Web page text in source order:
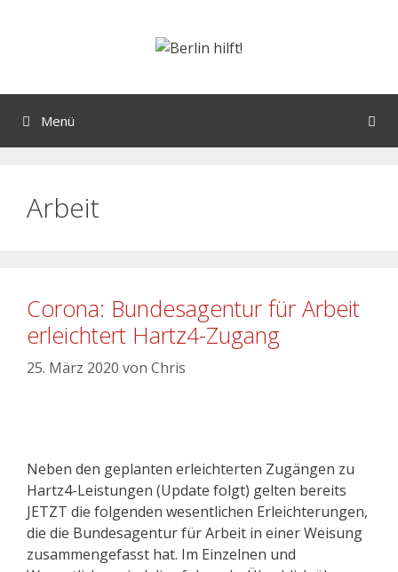
Menü
Arbeit
Corona: Bundesagentur für Arbeit
erleichtert Hartz4-Zugang
25. März 2020 von Chris
Neben den geplanten erleichterten Zugängen zu
Hartz4-Leistungen (Update folgt) gelten bereits
JETZT die folgenden wesentlichen Erleichterungen,
die die Bundesagentur für Arbeit in einer Weisung
zusammengefasst hat. Im Einzelnen und